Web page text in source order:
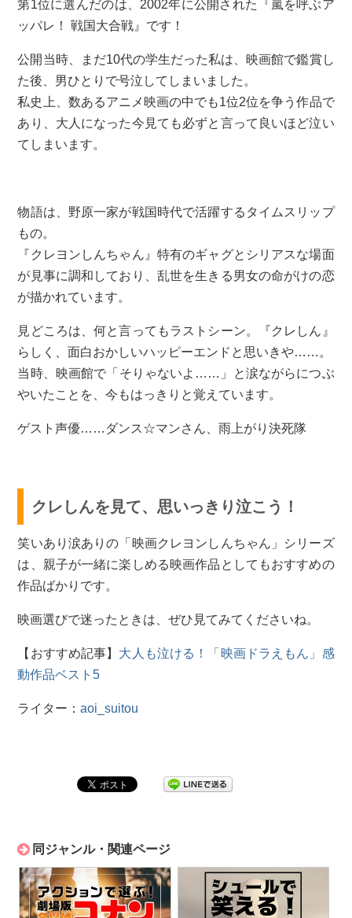
第1位に選んだのは、2002年に公開された『嵐を呼ぶア
ッパレ！ 戦国大合戦』です！
公開当時、まだ10代の学生だった私は、映画館で鑑賞し
た後、男ひとりで号泣してしまいました。
私史上、数あるアニメ映画の中でも1位2位を争う作品で
あり、大人になった今見ても必ずと言って良いほど泣い
てしまいます。
物語は、野原一家が戦国時代で活躍するタイムスリップ
もの。
『クレヨンしんちゃん』特有のギャグとシリアスな場面
が見事に調和しており、乱世を生きる男女の命がけの恋
が描かれています。
見どころは、何と言ってもラストシーン。『クレしん』
らしく、面白おかしいハッピーエンドと思いきや……。
当時、映画館で「そりゃないよ……」と涙ながらにつぶ
やいたことを、今もはっきりと覚えています。
ゲスト声優……ダンス☆マンさん、雨上がり決死隊
クレしんを見て、思いっきり泣こう！
笑いあり涙ありの「映画クレヨンしんちゃん」シリーズ
は、親子が一緒に楽しめる映画作品としてもおすすめの
作品ばかりです。
映画選びで迷ったときは、ぜひ見てみてくださいね。
【おすすめ記事】 大人も泣ける！「映画ドラえもん」感
動作品ベスト5
ライター：aoi_suitou
同ジャンル・関連ページ